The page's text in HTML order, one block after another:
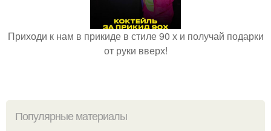
Приходи к нам в прикиде в стиле 90 х и получай подарки
от руки вверх!
Популярные материалы